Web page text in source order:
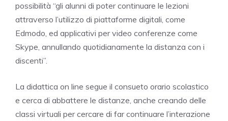
possibilità “gli alunni di poter continuare le lezioni
attraverso l’utilizzo di piattaforme digitali, come
Edmodo, ed applicativi per video conferenze come
Skype, annullando quotidianamente la distanza con i
discenti”.
La didattica on line segue il consueto orario scolastico
e cerca di abbattere le distanze, anche creando delle
classi virtuali per cercare di far continuare l’interazione